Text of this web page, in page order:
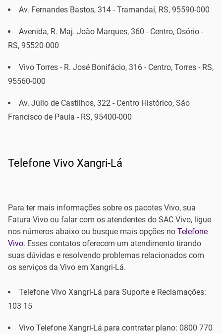
Av. Fernandes Bastos, 314 - Tramandaí, RS, 95590-000
Avenida, R. Maj. João Marques, 360 - Centro, Osório -
RS, 95520-000
Vivo Torres - R. José Bonifácio, 316 - Centro, Torres - RS,
95560-000
Av. Júlio de Castilhos, 322 - Centro Histórico, São
Francisco de Paula - RS, 95400-000
Telefone Vivo Xangri-Lá
Para ter mais informações sobre os pacotes Vivo, sua
Fatura Vivo ou falar com os atendentes do SAC Vivo, ligue
nos números abaixo ou busque mais opções no Telefone
Vivo. Esses contatos oferecem um atendimento tirando
suas dúvidas e resolvendo problemas relacionados com
os serviços da Vivo em Xangri-Lá.
Telefone Vivo Xangri-Lá para Suporte e Reclamações:
103 15
Vivo Telefone Xangri-Lá para contratar plano: 0800 770